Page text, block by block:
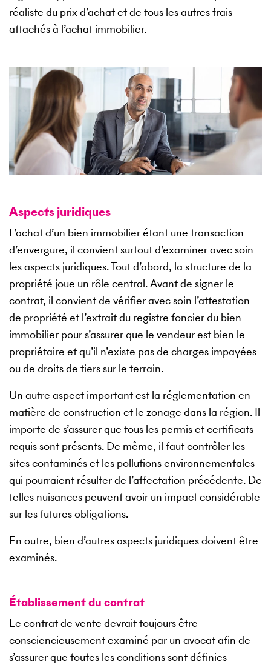
réaliste du prix d’achat et de tous les autres frais
attachés à l’achat immobilier.
Aspects juridiques
L’achat d’un bien immobilier étant une transaction
d’envergure, il convient surtout d’examiner avec soin
les aspects juridiques. Tout d’abord, la structure de la
propriété joue un rôle central. Avant de signer le
contrat, il convient de vérifier avec soin l’attestation
de propriété et l’extrait du registre foncier du bien
immobilier pour s’assurer que le vendeur est bien le
propriétaire et qu’il n’existe pas de charges impayées
ou de droits de tiers sur le terrain.
Un autre aspect important est la réglementation en
matière de construction et le zonage dans la région. Il
importe de s’assurer que tous les permis et certificats
requis sont présents. De même, il faut contrôler les
sites contaminés et les pollutions environnementales
qui pourraient résulter de l’affectation précédente. De
telles nuisances peuvent avoir un impact considérable
sur les futures obligations.
En outre, bien d’autres aspects juridiques doivent être
examinés.
Établissement du contrat
Le contrat de vente devrait toujours être
consciencieusement examiné par un avocat afin de
s’assurer que toutes les conditions sont définies